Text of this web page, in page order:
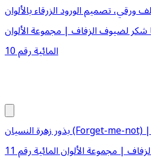
ورقي، تصميم الورود الزرقاء بالألوان
شكر لضيوف الزفاف | مجموعة الألوان
المائية رقم 10
بذور زهرة النسيان (Forget-me-not) بتصميم ألوان مائية بنفسجية |
| مجموعة الألوان المائية رقم 11